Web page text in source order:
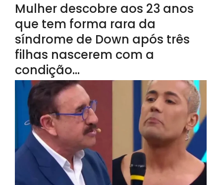
Mulher descobre aos 23 anos
que tem forma rara da
síndrome de Down após três
filhas nascerem com a
condição…